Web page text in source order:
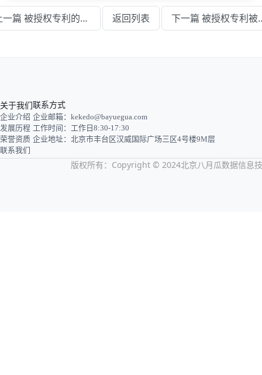
上一篇 被授权专利的保护期限是多少年 返回列表 下一篇 被
关于我们
企业介绍
发展历程
荣誉资质
联系我们
联系方式
企业邮箱：kekedo@bayuegua.com
工作时间：工作日8:30-17:30
企业地址：北京市丰台区汉威国际广场三区4号楼9M层
版权所有：Copyright © 2024北京八月瓜数据信息